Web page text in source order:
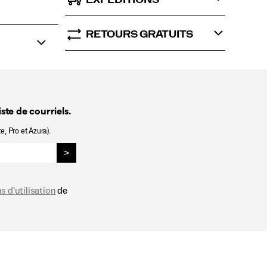
RETOURS GRATUITS
de courriels.
Pro et Azura).
>
d'utilisationde